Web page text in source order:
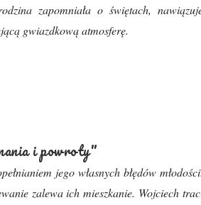
zapomniała o świętach,
gwiazdkową atmosferę.
i powroty"
jego własnych błędów
zalewa ich mieszkanie. Wojciech